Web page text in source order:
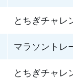
とちぎチャ
マラソントレ
とちぎチャレ